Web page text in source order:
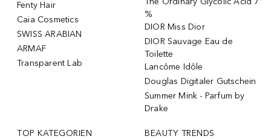
Fenty Hair
Caia Cosmetics
SWISS ARABIAN
ARMAF
Transparent Lab
%
DIOR Miss Dior
DIOR Sauvage Eau de
Toilette
Lancôme Idôle
Douglas Digitaler Gutschein
Summer Mink - Parfum by
Drake
TOP KATEGORIEN BEAUTY TRENDS